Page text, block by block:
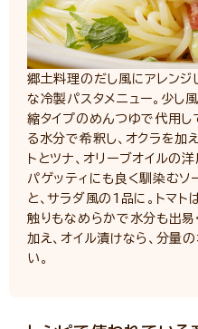
郷土料理のだし風にアレンジ
な冷製パスタメニュー。少し
縮タイプのめんつゆで代用し
る水分で希釈し、オクラを加
トとツナ、オリーブオイルの
パゲッティにも良く馴染むソ
と、サラダ風の1品に。トマ
触りもなめらかで水分も出易
加え、オイル漬けなら、分量
い。